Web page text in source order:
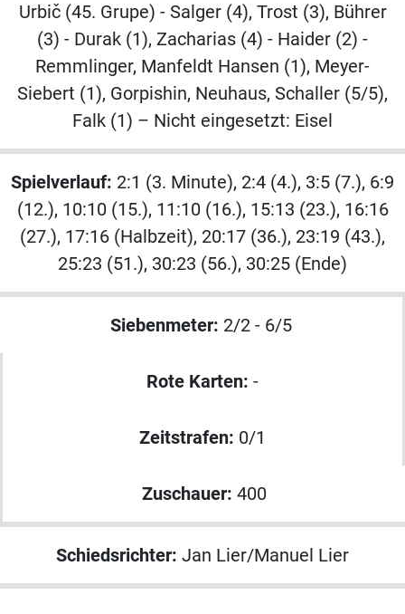
Urbič (45. Grupe) - Salger (4), Trost (3), Bührer
(3) - Durak (1), Zacharias (4) - Haider (2) -
Remmlinger, Manfeldt Hansen (1), Meyer-
Siebert (1), Gorpishin, Neuhaus, Schaller (5/5),
Falk (1) – Nicht eingesetzt: Eisel
Spielverlauf: 2:1 (3. Minute), 2:4 (4.), 3:5 (7.), 6:9
(12.), 10:10 (15.), 11:10 (16.), 15:13 (23.), 16:16
(27.), 17:16 (Halbzeit), 20:17 (36.), 23:19 (43.),
25:23 (51.), 30:23 (56.), 30:25 (Ende)
Siebenmeter: 2/2 - 6/5
Rote Karten: -
Zeitstrafen: 0/1
Zuschauer: 400
Schiedsrichter: Jan Lier/Manuel Lier